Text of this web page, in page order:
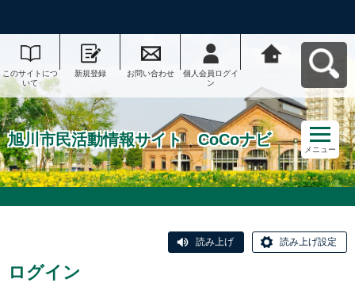
このサイトにつ
いて
新規登録 お問い合わせ
個人会員ログイ
ン
ナビへ戻る
旭川市民活動情報サイト CoCoナビ
メニュー
読み上げ 読み上げ設定
ログイン